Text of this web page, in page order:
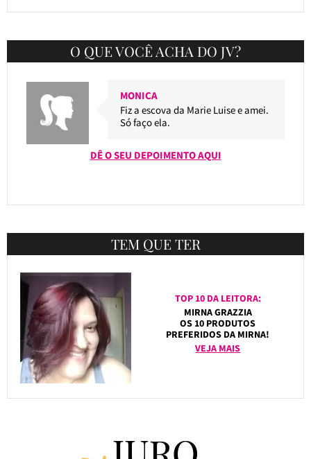
O QUE VOCÊ ACHA DO JV?
MONICA
Fiz a escova da Marie Luise e amei.
Só faço ela.
DÊ O SEU DEPOIMENTO AQUI
TEM QUE TER
TOP 10 DA LEITORA:
MIRNA GRAZZIA
OS 10 PRODUTOS
PREFERIDOS DA MIRNA!
VEJA MAIS